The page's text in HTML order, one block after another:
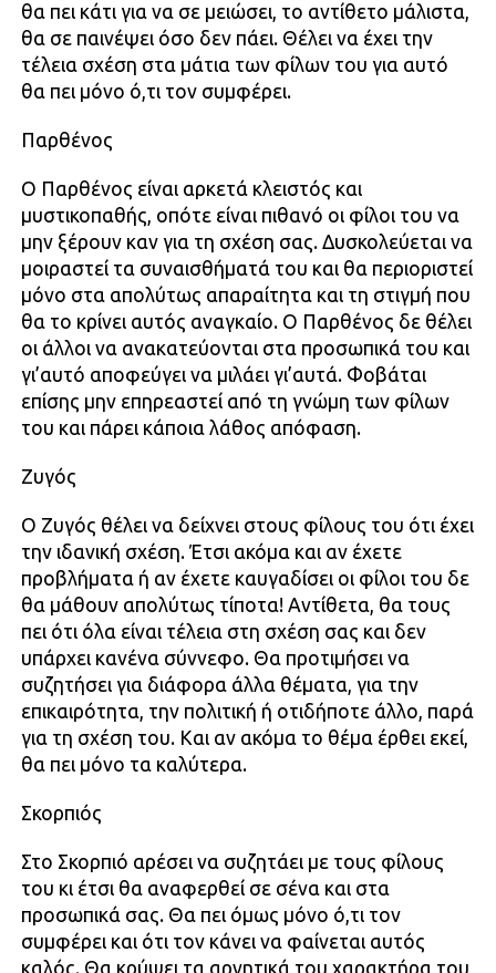
θα πει κάτι για να σε μειώσει, το αντίθετο μάλιστα,
θα σε παινέψει όσο δεν πάει. Θέλει να έχει την
τέλεια σχέση στα μάτια των φίλων του για αυτό
θα πει μόνο ό,τι τον συμφέρει.
Παρθένος
Ο Παρθένος είναι αρκετά κλειστός και
μυστικοπαθής, οπότε είναι πιθανό οι φίλοι του να
μην ξέρουν καν για τη σχέση σας. Δυσκολεύεται να
μοιραστεί τα συναισθήματά του και θα περιοριστεί
μόνο στα απολύτως απαραίτητα και τη στιγμή που
θα το κρίνει αυτός αναγκαίο. Ο Παρθένος δε θέλει
οι άλλοι να ανακατεύονται στα προσωπικά του και
γι’αυτό αποφεύγει να μιλάει γι’αυτά. Φοβάται
επίσης μην επηρεαστεί από τη γνώμη των φίλων
του και πάρει κάποια λάθος απόφαση.
Ζυγός
Ο Ζυγός θέλει να δείχνει στους φίλους του ότι έχει
την ιδανική σχέση. Έτσι ακόμα και αν έχετε
προβλήματα ή αν έχετε καυγαδίσει οι φίλοι του δε
θα μάθουν απολύτως τίποτα! Αντίθετα, θα τους
πει ότι όλα είναι τέλεια στη σχέση σας και δεν
υπάρχει κανένα σύννεφο. Θα προτιμήσει να
συζητήσει για διάφορα άλλα θέματα, για την
επικαιρότητα, την πολιτική ή οτιδήποτε άλλο, παρά
για τη σχέση του. Και αν ακόμα το θέμα έρθει εκεί,
θα πει μόνο τα καλύτερα.
Σκορπιός
Στο Σκορπιό αρέσει να συζητάει με τους φίλους
του κι έτσι θα αναφερθεί σε σένα και στα
προσωπικά σας. Θα πει όμως μόνο ό,τι τον
συμφέρει και ότι τον κάνει να φαίνεται αυτός
καλός. Θα κρύψει τα αρνητικά του χαρακτήρα του,